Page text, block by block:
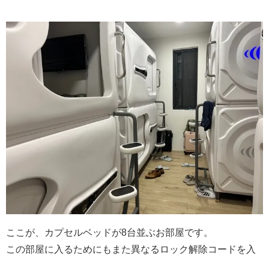
ここが、カプセルベッドが8台並ぶお部屋です。
この部屋に入るためにもまた異なるロック解除コードを入